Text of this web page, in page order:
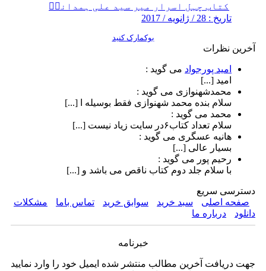
کتاب چہل اسرار میر سید علی ہمدانیؒ
تاریخ : 28 / ژانویه / 2017
بوکمارک کنید
آخرین نظرات
امید پورجواد می گوید :
امید [...]
محمدشهنوازی می گوید :
سلام بنده محمد شهنوازی فقط بوسیله ا [...]
محمد می گوید :
سلام تعداد کتاب۶در سایت زیاد نیست [...]
هانیه عسگری می گوید :
بسیار عالی [...]
رحیم پور می گوید :
با سلام جلد دوم کتاب ناقص می باشد و [...]
دسترسی سریع
صفحه اصلی
سبد خرید سوابق خرید تماس باما
مشکلات
دانلود
درباره ما
خبرنامه
جهت دریافت آخرین مطالب منتشر شده ایمیل خود را وارد نمایید